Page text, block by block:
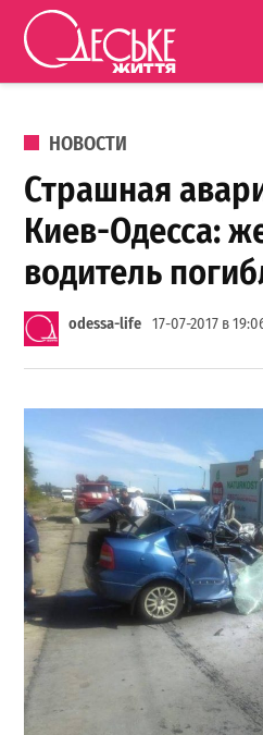
Перейти к содержанию
життя
ОПУБЛИКОВАНО В
НОВОСТИ
Страшная
Киев-Одесса:
водитель
odessa-life 17-07-2017 в